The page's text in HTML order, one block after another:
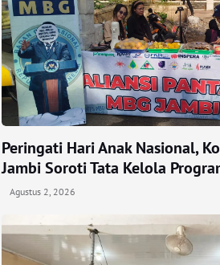
Peringati Hari Anak Nasional,
Jambi Soroti Tata Kelola
Agustus 2, 2026